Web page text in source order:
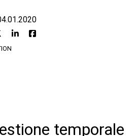
temporale